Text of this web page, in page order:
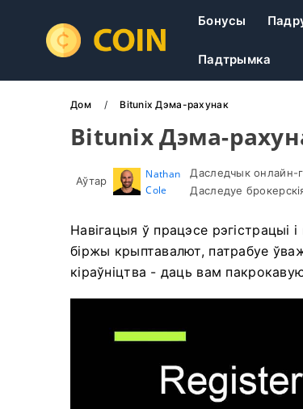
Бонусы
Падтрымка
Дом Bitunix Дэма-рахунак
Bitunix Дэма-
Аўтар
Nathan
Cole
Даследчык онлайн-
Даследуе
Навігацыя ў працэсе рэгістрацыі
біржы крыптавалют, патрабуе
кіраўніцтва - даць вам